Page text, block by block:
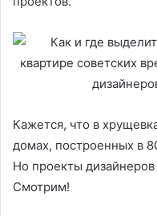
Кажется, что в
домах, построенных в
Но проекты
Смотрим!